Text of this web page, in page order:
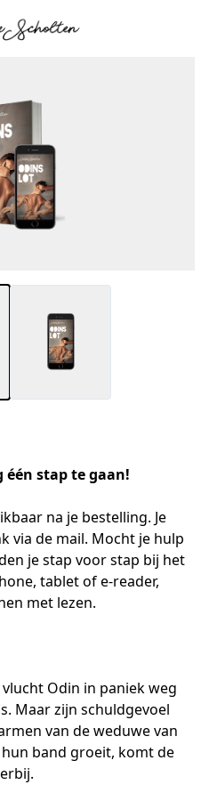
één stap te gaan!
na je bestelling. Je
via de mail. Mocht je hulp
je stap voor stap bij het
tablet of e-reader,
met lezen.
Odin in paniek weg
Maar zijn schuldgevoel
van de weduwe van
band groeit, komt de